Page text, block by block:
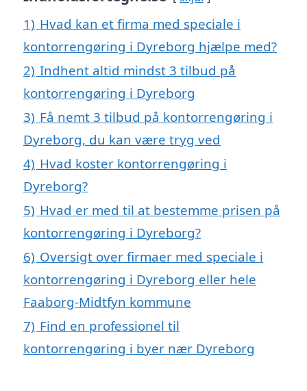
1) Hvad kan et firma med speciale i
kontorrengøring i Dyreborg hjælpe med?
2) Indhent altid mindst 3 tilbud på
kontorrengøring i Dyreborg
3) Få nemt 3 tilbud på kontorrengøring i
Dyreborg, du kan være tryg ved
4) Hvad koster kontorrengøring i
Dyreborg?
5) Hvad er med til at bestemme prisen på
kontorrengøring i Dyreborg?
6) Oversigt over firmaer med speciale i
kontorrengøring i Dyreborg eller hele
Faaborg-Midtfyn kommune
7) Find en professionel til
kontorrengøring i byer nær Dyreborg